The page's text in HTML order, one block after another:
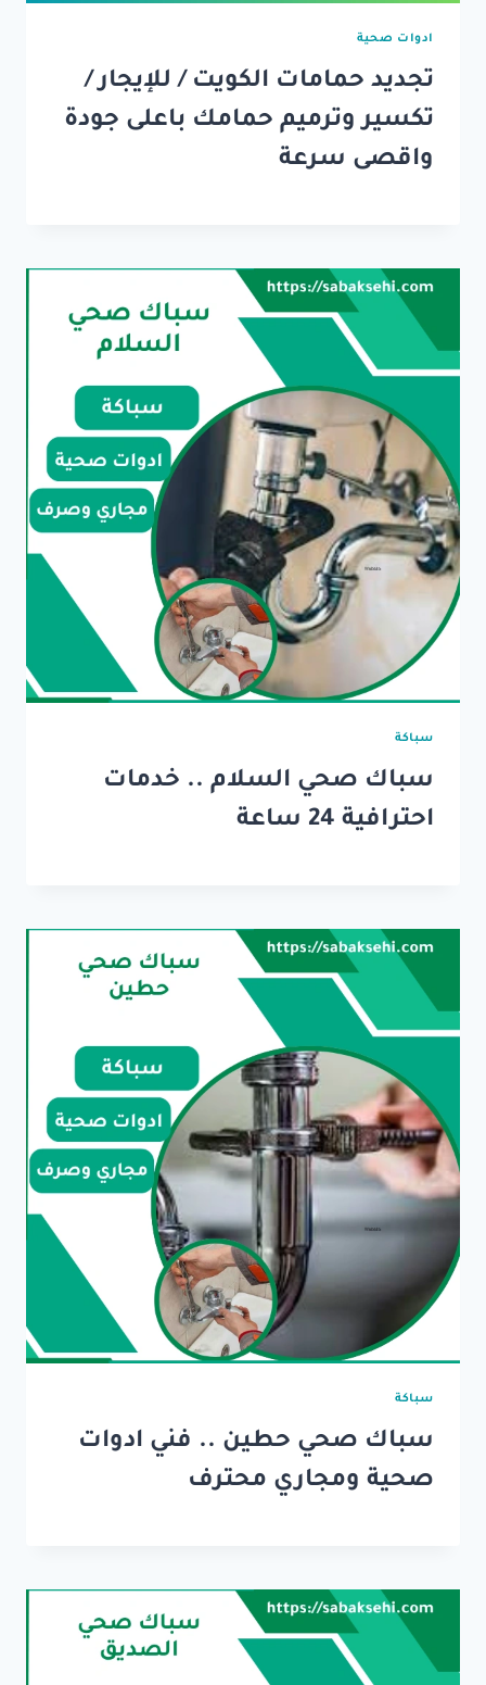
ادوات صحية
تجديد حمامات الكويت / للإيجار /
تكسير وترميم حمامك باعلى جودة
واقصى سرعة
سباكة
سباك صحي السلام .. خدمات
احترافية 24 ساعة
سباكة
سباك صحي حطين .. فني ادوات
صحية ومجاري محترف